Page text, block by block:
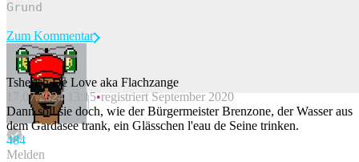
Beitrag melden
Zum Kommentar
Tsherish De Love aka Flachzange
17.07.2024 13:15 registriert September 2020
Dann soll sie doch, wie der Bürgermeister Brenzone, der Wasser aus
dem Gardasee trank, ein Glässchen l'eau de Seine trinken.
484
Melden